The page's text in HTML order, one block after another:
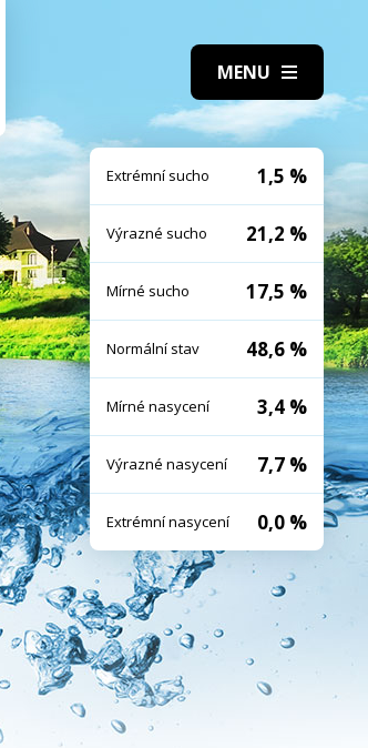
Extrémní sucho 1,5 %
Výrazné sucho 21,2 %
Mírné sucho 17,5 %
Normální stav 48,6 %
Mírné nasycení 3,4 %
Výrazné nasycení 7,7 %
Extrémní nasycení 0,0 %